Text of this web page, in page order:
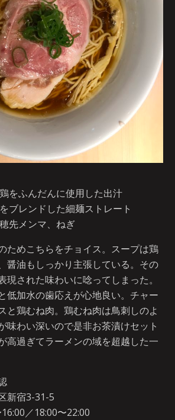
をふんだんに使用した出汁
ブレンドした細麺ストレート
先メンマ、ねぎ
ためこちらをチョイス。スープは鶏
醤油もしっかり主張している。その
現された味わいに唸ってしまった。
低加水の歯応えが心地良い。チャー
と鶏むね肉。鶏むね肉は鳥刺しのよ
味わい深いので是非お茶漬けセット
高過ぎてラーメンの域を超越した一
新宿3-31-5
／18:00〜22:00